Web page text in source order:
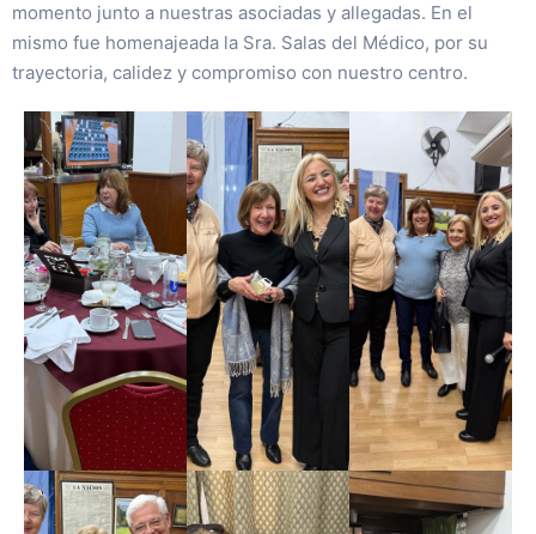
momento junto a nuestras asociadas y allegadas. En el
mismo fue homenajeada la Sra. Salas del Médico, por su
trayectoria, calidez y compromiso con nuestro centro.